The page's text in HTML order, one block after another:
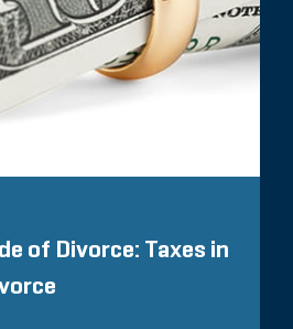
of Divorce: Taxes in